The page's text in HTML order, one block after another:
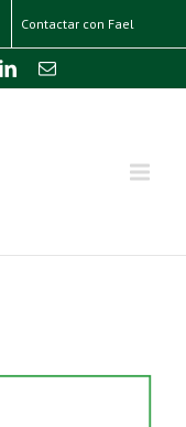
Contactar con Fael